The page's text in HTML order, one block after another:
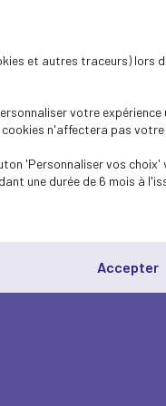
et autres traceurs) lors
votre
n'affectera pas
'Personnaliser vos
une durée de 6 mois à
Accepter